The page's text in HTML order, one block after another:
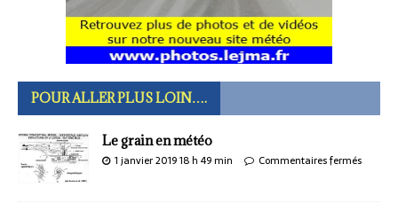
POUR ALLER PLUS LOIN….
Le grain en météo
1 janvier 2019 18 h 49 min Commentaires fermés